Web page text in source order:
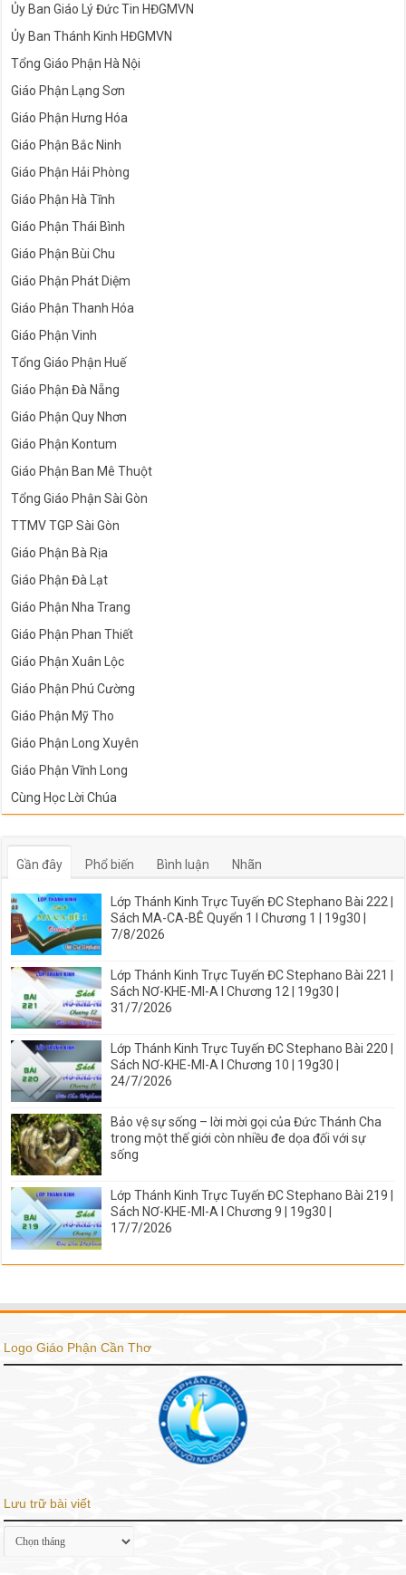
Ủy Ban Giáo Lý Đức Tin HĐGMVN
Ủy Ban Thánh Kinh HĐGMVN
Tổng Giáo Phận Hà Nội
Giáo Phận Lạng Sơn
Giáo Phận Hưng Hóa
Giáo Phận Bắc Ninh
Giáo Phận Hải Phòng
Giáo Phận Hà Tĩnh
Giáo Phận Thái Bình
Giáo Phận Bùi Chu
Giáo Phận Phát Diệm
Giáo Phận Thanh Hóa
Giáo Phận Vinh
Tổng Giáo Phận Huế
Giáo Phận Đà Nẵng
Giáo Phận Quy Nhơn
Giáo Phận Kontum
Giáo Phận Ban Mê Thuột
Tổng Giáo Phận Sài Gòn
TTMV TGP Sài Gòn
Giáo Phận Bà Rịa
Giáo Phận Đà Lạt
Giáo Phận Nha Trang
Giáo Phận Phan Thiết
Giáo Phận Xuân Lộc
Giáo Phận Phú Cường
Giáo Phận Mỹ Tho
Giáo Phận Long Xuyên
Giáo Phận Vĩnh Long
Cùng Học Lời Chúa
Gần đây Phổ biến Bình luận Nhãn
Lớp Thánh Kinh Trực Tuyến ĐC Stephano Bài 222 |
Sách MA-CA-BÊ Quyển 1 I Chương 1 | 19g30 |
7/8/2026
Lớp Thánh Kinh Trực Tuyến ĐC Stephano Bài 221 |
Sách NƠ-KHE-MI-A I Chương 12 | 19g30 |
31/7/2026
Lớp Thánh Kinh Trực Tuyến ĐC Stephano Bài 220 |
Sách NƠ-KHE-MI-A I Chương 10 | 19g30 |
24/7/2026
Bảo vệ sự sống – lời mời gọi của Đức Thánh Cha
trong một thế giới còn nhiều đe dọa đối với sự
sống
Lớp Thánh Kinh Trực Tuyến ĐC Stephano Bài 219 |
Sách NƠ-KHE-MI-A I Chương 9 | 19g30 |
17/7/2026
Logo Giáo Phận Cần Thơ
Lưu trữ bài viết
Lưu
trữ